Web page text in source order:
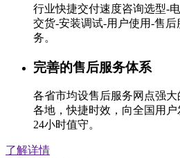
行业快捷交付速度咨询选型-
交货-安装调试-用户使用-售
务。
完善的售后服务体系
各省市均设售后服务网点强
各地，快捷时效，向全国用户
24小时值守。
了解详情